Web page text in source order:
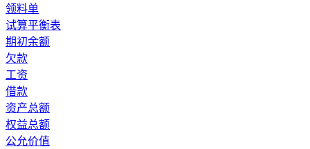
领料单
试算平衡表
期初余额
欠款
工资
借款
资产总额
权益总额
公允价值